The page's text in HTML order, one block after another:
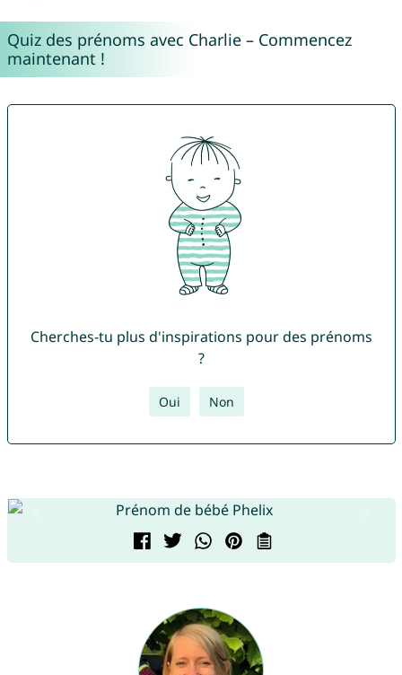
Quiz des prénoms avec Charlie – Commencez
maintenant !
Cherches-tu plus d'inspirations pour des prénoms
?
Oui Non